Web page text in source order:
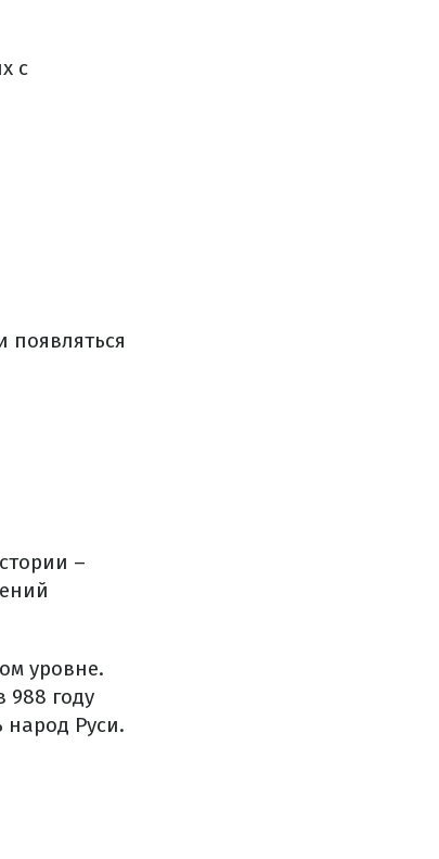
с
появляться
–
уровне.
году
народ Руси.